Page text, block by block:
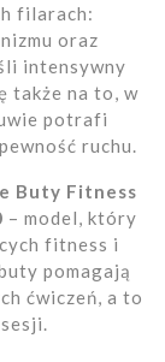
filarach:
oraz
intensywny
także na to, w
potrafi
ruchu.
Buty Fitness
– model, który
fitness i
pomagają
ćwiczeń, a to